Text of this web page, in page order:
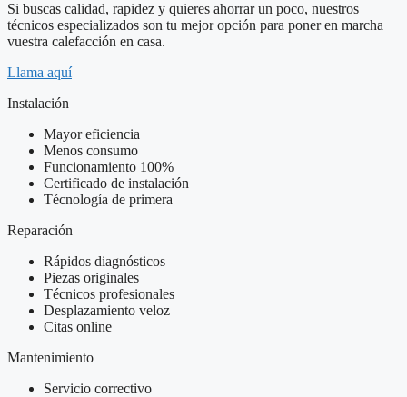
Si buscas calidad, rapidez y quieres ahorrar un poco, nuestros
técnicos especializados son tu mejor opción para poner en marcha
vuestra calefacción en casa.
Llama aquí
Instalación
Mayor eficiencia
Menos consumo
Funcionamiento 100%
Certificado de instalación
Técnología de primera
Reparación
Rápidos diagnósticos
Piezas originales
Técnicos profesionales
Desplazamiento veloz
Citas online
Mantenimiento
Servicio correctivo